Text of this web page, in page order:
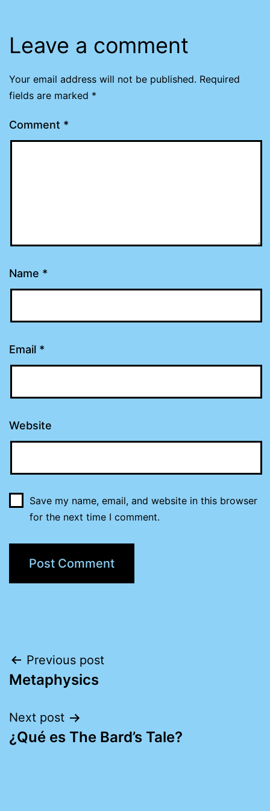
Leave a comment
Your email address will not be published. Required
fields are marked *
Comment *
Name *
Email *
Website
Save my name, email, and website in this browser
for the next time I comment.
Post
navigation
Previous post
Metaphysics
Next post
¿Qué es The Bard’s Tale?